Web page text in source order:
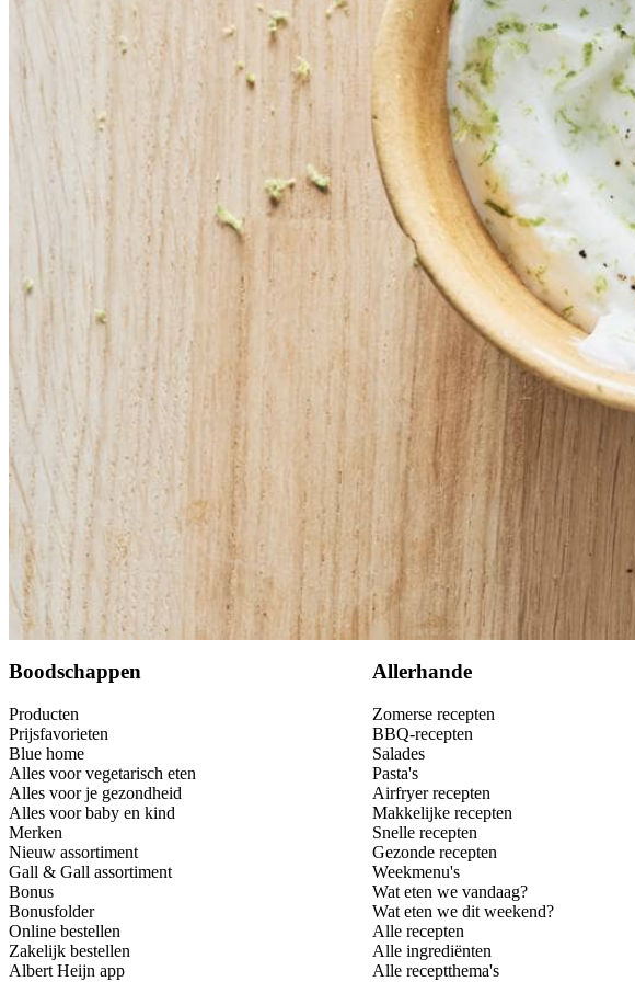
Boodschappen
Producten
Prijsfavorieten
Blue home
Alles voor vegetarisch eten
Alles voor je gezondheid
Alles voor baby en kind
Merken
Nieuw assortiment
Gall & Gall assortiment
Bonus
Bonusfolder
Online bestellen
Zakelijk bestellen
Albert Heijn app
Allerhande
Zomerse recepten
BBQ-recepten
Salades
Pasta's
Airfryer recepten
Makkelijke recepten
Snelle recepten
Gezonde recepten
Weekmenu's
Wat eten we vandaag?
Wat eten we dit weekend?
Alle recepten
Alle ingrediënten
Alle receptthema's